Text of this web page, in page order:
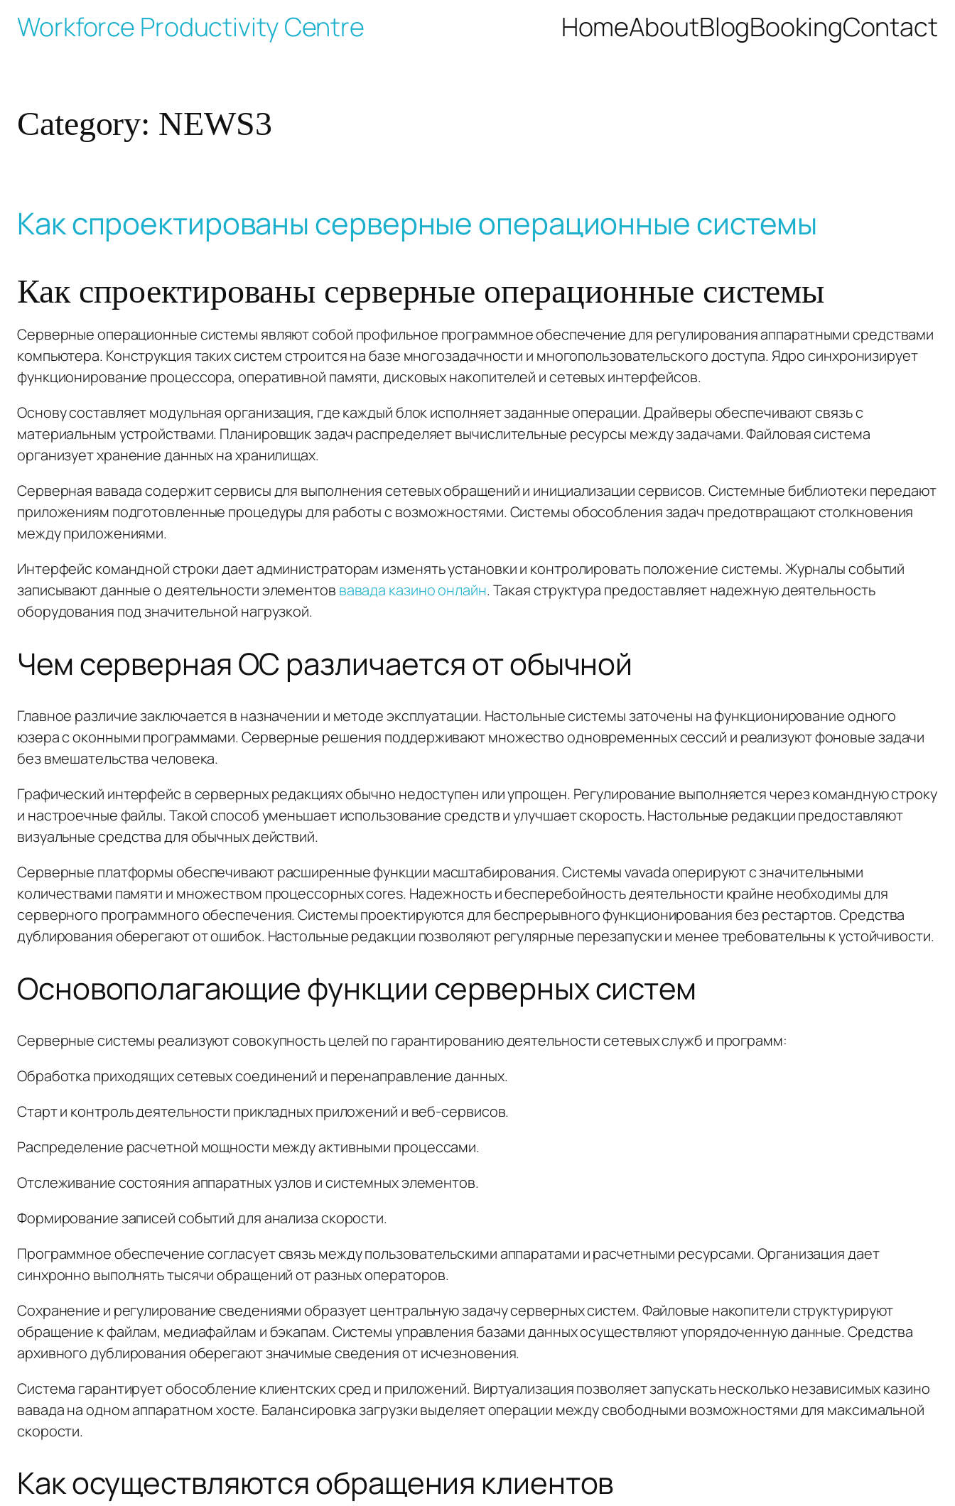
Skip
Workforce Productivity Centre HomeAboutBlogBookingContact
Category: NEWS3
Как спроектированы серверные операционные системы
Как спроектированы серверные операционные системы
Серверные операционные системы являют собой профильное программное обеспечение для регулирования аппаратными средствами
компьютера. Конструкция таких систем строится на базе многозадачности и многопользовательского доступа. Ядро синхронизирует
функционирование процессора, оперативной памяти, дисковых накопителей и сетевых интерфейсов.
Основу составляет модульная организация, где каждый блок исполняет заданные операции. Драйверы обеспечивают связь с
материальным устройствами. Планировщик задач распределяет вычислительные ресурсы между задачами. Файловая система
организует хранение данных на хранилищах.
Серверная вавада содержит сервисы для выполнения сетевых обращений и инициализации сервисов. Системные библиотеки передают
приложениям подготовленные процедуры для работы с возможностями. Системы обособления задач предотвращают столкновения
между приложениями.
Интерфейс командной строки дает администраторам изменять установки и контролировать положение системы. Журналы событий
записывают данные о деятельности элементов вавада казино онлайн. Такая структура предоставляет надежную деятельность
оборудования под значительной нагрузкой.
Чем серверная ОС различается от обычной
Главное различие заключается в назначении и методе эксплуатации. Настольные системы заточены на функционирование одного
юзера с оконными программами. Серверные решения поддерживают множество одновременных сессий и реализуют фоновые задачи
без вмешательства человека.
Графический интерфейс в серверных редакциях обычно недоступен или упрощен. Регулирование выполняется через командную строку
и настроечные файлы. Такой способ уменьшает использование средств и улучшает скорость. Настольные редакции предоставляют
визуальные средства для обычных действий.
Серверные платформы обеспечивают расширенные функции масштабирования. Системы vavada оперируют с значительными
количествами памяти и множеством процессорных cores. Надежность и бесперебойность деятельности крайне необходимы для
серверного программного обеспечения. Системы проектируются для беспрерывного функционирования без рестартов. Средства
дублирования оберегают от ошибок. Настольные редакции позволяют регулярные перезапуски и менее требовательны к устойчивости.
Основополагающие функции серверных систем
Серверные системы реализуют совокупность целей по гарантированию деятельности сетевых служб и программ:
Обработка приходящих сетевых соединений и перенаправление данных.
Старт и контроль деятельности прикладных приложений и веб-сервисов.
Распределение расчетной мощности между активными процессами.
Отслеживание состояния аппаратных узлов и системных элементов.
Формирование записей событий для анализа скорости.
Программное обеспечение согласует связь между пользовательскими аппаратами и расчетными ресурсами. Организация дает
синхронно выполнять тысячи обращений от разных операторов.
Сохранение и регулирование сведениями образует центральную задачу серверных систем. Файловые накопители структурируют
обращение к файлам, медиафайлам и бэкапам. Системы управления базами данных осуществляют упорядоченную данные. Средства
архивного дублирования оберегают значимые сведения от исчезновения.
Система гарантирует обособление клиентских сред и приложений. Виртуализация позволяет запускать несколько независимых казино
вавада на одном аппаратном хосте. Балансировка загрузки выделяет операции между свободными возможностями для максимальной
скорости.
Как осуществляются обращения клиентов